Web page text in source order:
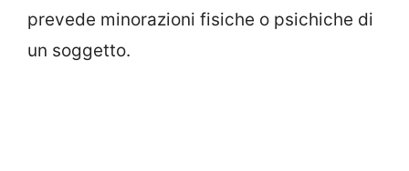
prevede minorazioni fisiche o psichiche di
un soggetto.